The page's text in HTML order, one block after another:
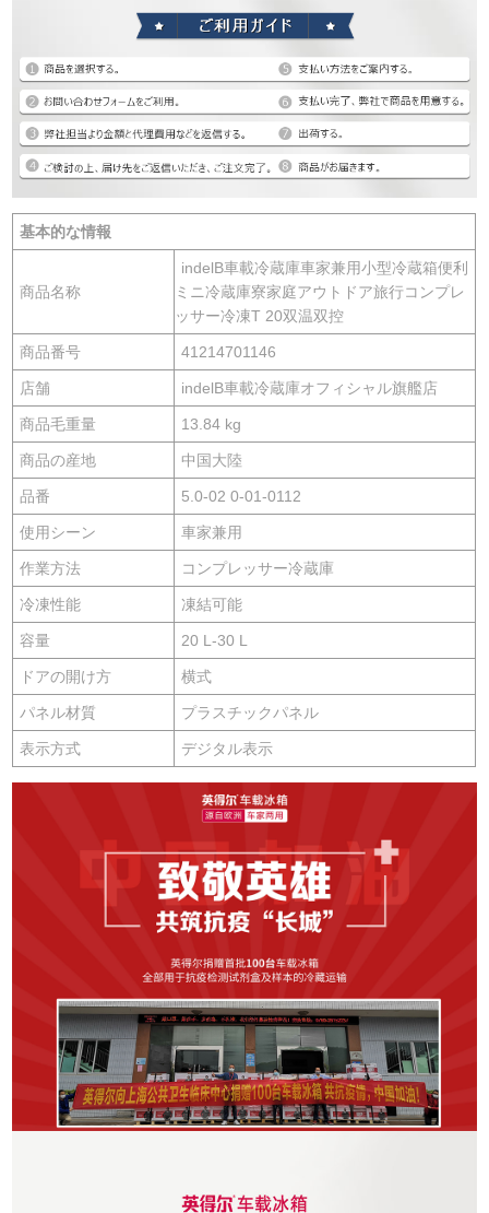
基本的な情報
商品名称
indelB車載冷蔵庫車家兼用小型冷蔵箱便利
ミニ冷蔵庫寮家庭アウトドア旅行コンプレ
ッサー冷凍T 20双温双控
商品番号 41214701146
店舗 indelB車載冷蔵庫オフィシャル旗艦店
商品毛重量 13.84 kg
商品の産地 中国大陸
品番 5.0-02 0-01-0112
使用シーン 車家兼用
作業方法 コンプレッサー冷蔵庫
冷凍性能 凍結可能
容量 20 L-30 L
ドアの開け方 横式
パネル材質 プラスチックパネル
表示方式 デジタル表示